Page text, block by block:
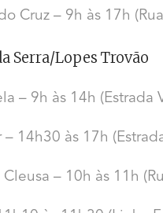
Cruz – 9h às 17h
Serra/Lopes Trovão
– 9h às 14h
– 14h30 às 17h
– 10h às 11h